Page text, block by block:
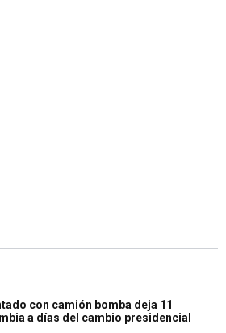
con camión bomba deja 11
a días del cambio presidencial